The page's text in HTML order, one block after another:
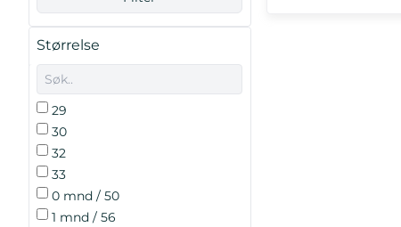
Størrelse
29
30
32
33
0 mnd / 50
1 mnd / 56